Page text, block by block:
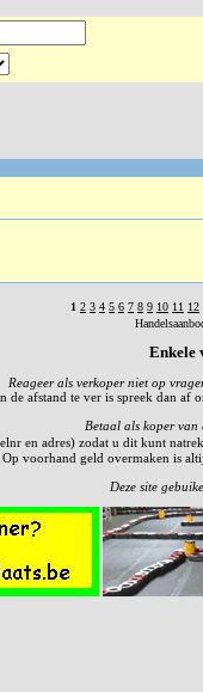
1 2 3 4 5 6 7 8 9 10 11 12
Enkele
Reageer als verkoper niet op
afstand te ver is spreek dan
Betaal als koper
adres) zodat u dit kunt
voorhand geld overmaken is
Deze site